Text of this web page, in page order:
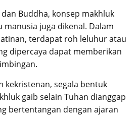
Buddha, konsep makhluk
manusia juga dikenal. Dalam
terdapat roh leluhur atau
dipercaya dapat memberikan
kekristenan, segala bentuk
gaib selain Tuhan dianggap
bertentangan dengan ajaran